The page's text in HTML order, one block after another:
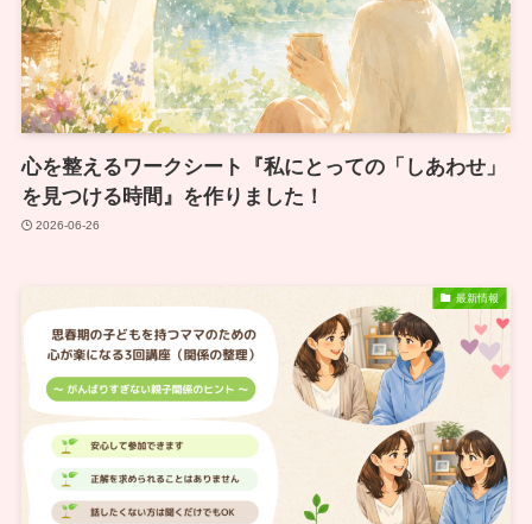
心を整えるワークシート『私にとっての「しあわせ」
を見つける時間』を作りました！
2026-06-26
最新情報